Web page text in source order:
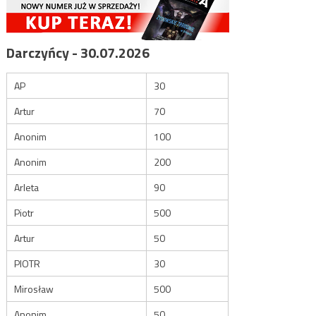
Darczyńcy - 30.07.2026
AP
30
Artur
70
Anonim
100
Anonim
200
Arleta
90
Piotr
500
Artur
50
PIOTR
30
Mirosław
500